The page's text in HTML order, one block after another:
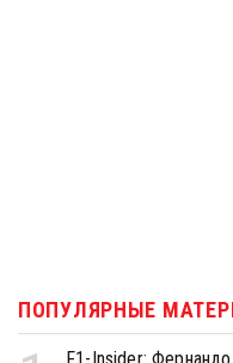
ПОПУЛЯРНЫЕ